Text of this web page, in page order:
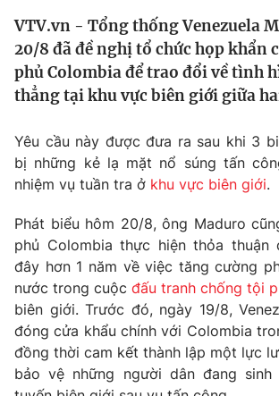
Thế giới
Tin tức
Thế giới đó đây
Câu chuyện quốc tế
Kinh tế
Thị trường
Góc doanh nghiệp
Dữ liệu và đời sống
Truyền hình
Phim VTV
Hậu trường
Nhân vật
Khán giả
Giải sao mai
Giải trí
Điện ảnh
Âm nhạc
Sao
Đời sống
Du lịch
Làm đẹp
Giáo dục
Tuyển sinh
VTV.vn - Tổng thống Venezuela
20/8 đã đề nghị tổ chức họp khẩn
phủ Colombia để trao đổi về tình
thẳng tại khu vực biên giới giữa
Yêu cầu này được đưa ra sau khi 3
bị những kẻ lạ mặt nổ súng tấn
nhiệm vụ tuần tra ở khu vực biên giới.
Phát biểu hôm 20/8, ông Maduro
phủ Colombia thực hiện thỏa
đây hơn 1 năm về việc tăng cường
nước trong cuộc đấu tranh chống tội
biên giới. Trước đó, ngày 19/8,
đóng cửa khẩu chính với Colombia
đồng thời cam kết thành lập một lực
bảo vệ những người dân đang